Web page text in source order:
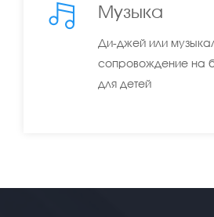
Музыка
Ди-джей или
сопровождение на
для детей